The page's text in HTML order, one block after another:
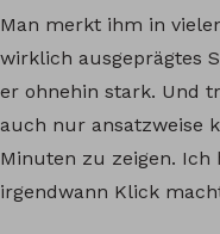
Man merkt ihm in
wirklich ausgeprägtes
er ohnehin stark. Und
auch nur ansatzweise
Minuten zu zeigen. Ich
irgendwann Klick